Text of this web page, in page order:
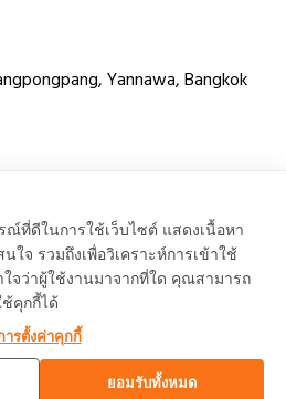
Yannawa, Bangkok
ณ์ที่ดีในการใช้เว็บไซต์ แสดงเนื้อหา
จ รวมถึงเพื่อวิเคราะห์การเข้าใช้
จว่าผู้ใช้งานมาจากที่ใด คุณสามารถ
ช้คุกกี้ได้
ารตั้งค่าคุกกี้
ยอมรับทั้งหมด